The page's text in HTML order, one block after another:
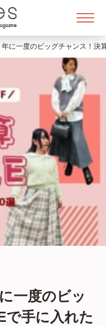
年に一度のビッグチャンス！決
一度のビッ
で手に入れた